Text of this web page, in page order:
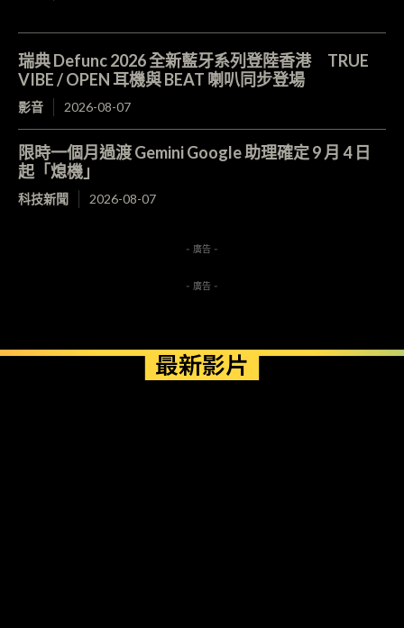
瑞典 Defunc 2026 全新藍牙系列登陸香港 TRUE
VIBE / OPEN 耳機與 BEAT 喇叭同步登場
影音 2026-08-07
限時一個月過渡 Gemini Google 助理確定 9 月 4 日
起「熄機」
科技新聞 2026-08-07
- 廣告 -
- 廣告 -
最新影片